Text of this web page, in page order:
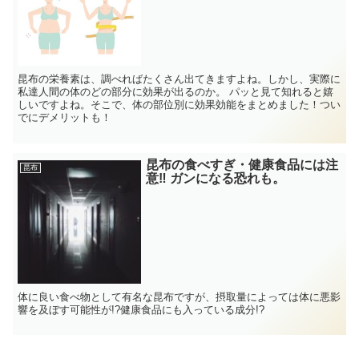
昆布の栄養素は、調べればたくさん出てきますよね。しかし、実際に
私達人間の体のどの部分に効果が出るのか。 パッと見て知れると嬉
しいですよね。そこで、体の部位別に効果効能をまとめました！つい
でにデメリットも！
昆布
昆布の食べすぎ・健康食品には注
意‼ ガンになる恐れも。
体に良い食べ物として有名な昆布ですが、摂取量によっては体に悪影
響を及ぼす可能性が!?健康食品にも入っている成分!?